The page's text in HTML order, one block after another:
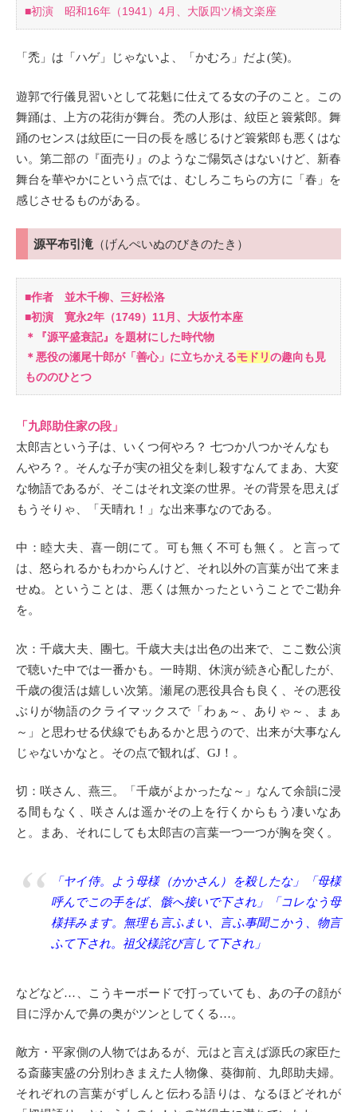
■初演 昭和16年（1941）4月、大阪四ツ橋文楽座
「禿」は「ハゲ」じゃないよ、「かむろ」だよ(笑)。
遊郭で行儀見習いとして花魁に仕えてる女の子のこと。この
舞踊は、上方の花街が舞台。禿の人形は、紋臣と簑紫郎。舞
踊のセンスは紋臣に一日の長を感じるけど簑紫郎 も悪くはな
い。第二部の『面売り』のようなご陽気さはないけど、新春
舞台を華やかにという点では、むしろこちらの方に「春」を
感じさせるものがある。
源平布引滝 （げんぺいぬのびきのたき）
■作者 並木千柳、三好松洛
■初演 寛永2年（1749）11月、大坂竹本座
＊『源平盛衰記』を題材にした時代物
＊悪役の瀬尾十郎が「善心」に立ちかえるモドリの趣向も見
もののひとつ
「九郎助住家の段」
太郎吉という子は、いくつ何やろ？ 七つか八つかそんなも
んやろ？。そんな子が実の祖父を刺し殺すなんてまあ、大変
な物語であるが、そこはそれ文楽の世界。その背景を思えば
もうそりゃ、「天晴れ！」な出来事なのである。
中：睦大夫、喜一朗にて。可も無く不可も無く。と言って
は、怒られるかもわからんけど、それ以外の言葉が出て来ま
せぬ。ということは、悪くは無かったということでご勘弁
を。
次：千歳大夫、團七。千歳大夫は出色の出来で、ここ数公演
で聴いた中では一番かも。一時期、休演が続き心配したが、
千歳の復活は嬉しい次第。瀬尾の悪役具合も良く、その悪役
ぶりが物語のクライマックスで「わぁ～、ありゃ～、まぁ
～」と思わせる伏線でもあるかと思うので、出来が大事なん
じゃないかなと。その点で観れば、GJ！。
切：咲さん、燕三。「千歳がよかったな～」なんて余韻に浸
る間もなく、咲さんは遥かその上を行くからもう凄いなあ
と。まあ、それにしても太郎吉の言葉一つ一つが胸を突く。
「ヤイ侍。よう母様（かかさん）を殺したな」「母様
呼んでこの手をば、骸へ接いで下され」「コレなう母
様拝みます。無理も言ふまい、言ふ事聞こかう、物言
ふて下され。祖父様詫び言して下され」
などなど…、こうキーボードで打っていても、あの子の顔が
目に浮かんで鼻の奥がツンとしてくる…。
敵方・平家側の人物ではあるが、元はと言えば源氏の家臣た
る斎藤実盛の分別わきまえた人物像、葵御前、九郎助夫婦。
それぞれの言葉がずしんと伝わる語りは、なるほどそれが